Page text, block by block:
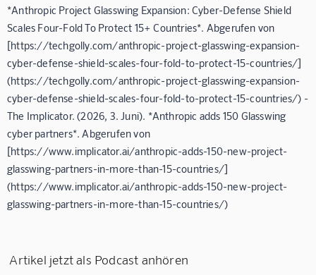
*Anthropic Project Glasswing Expansion: Cyber-Defense Shield
Scales Four-Fold To Protect 15+ Countries*. Abgerufen von
[https://techgolly.com/anthropic-project-glasswing-expansion-
cyber-defense-shield-scales-four-fold-to-protect-15-countries/]
(https://techgolly.com/anthropic-project-glasswing-expansion-
cyber-defense-shield-scales-four-fold-to-protect-15-countries/) -
The Implicator. (2026, 3. Juni). *Anthropic adds 150 Glasswing
cyber partners*. Abgerufen von
[https://www.implicator.ai/anthropic-adds-150-new-project-
glasswing-partners-in-more-than-15-countries/]
(https://www.implicator.ai/anthropic-adds-150-new-project-
glasswing-partners-in-more-than-15-countries/)
Artikel jetzt als Podcast anhören